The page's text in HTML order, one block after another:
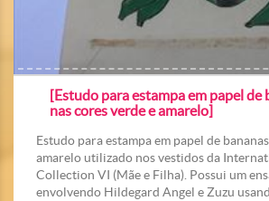
[Estudo para estampa em papel de
nas cores verde e amarelo]
Estudo para estampa em papel de
amarelo utilizado nos vestidos da
Collection VI (Mãe e Filha). Possui um
envolvendo Hildegard Angel e Zuzu